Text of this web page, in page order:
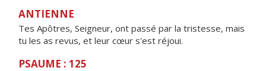
ANTIENNE
Tes Apôtres, Seigneur, ont passé par la tristesse, mais
tu les as revus, et leur cœur s'est réjoui.
PSAUME : 125